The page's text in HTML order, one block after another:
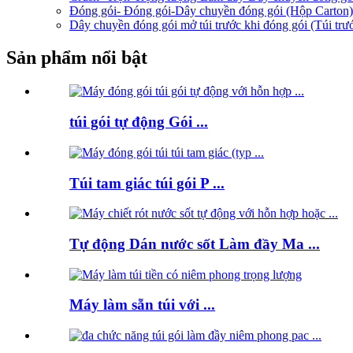
Đóng gói- Đóng gói-Dây chuyền đóng gói (Hộp Carton)
Dây chuyền đóng gói mở túi trước khi đóng gói (Túi
Sản phẩm nổi bật
túi gói tự động Gói ...
Túi tam giác túi gói P ...
Tự động Dán nước sốt Làm đầy Ma ...
Máy làm sẵn túi với ...